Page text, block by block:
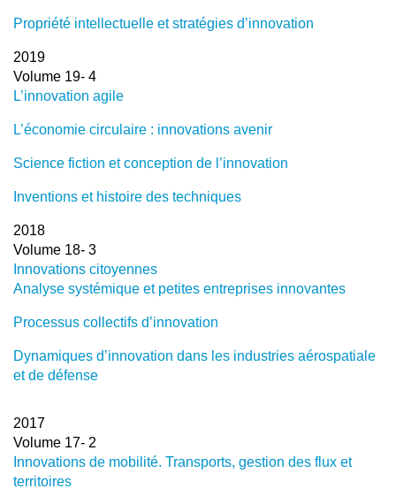
Propriété intellectuelle et stratégies d’innovation
2019
Volume 19- 4
L’innovation agile
L’économie circulaire : innovations avenir
Science fiction et conception de l’innovation
Inventions et histoire des techniques
2018
Volume 18- 3
Innovations citoyennes
Analyse systémique et petites entreprises innovantes
Processus collectifs d’innovation
Dynamiques d’innovation dans les industries aérospatiale
et de défense
2017
Volume 17- 2
Innovations de mobilité. Transports, gestion des flux et
territoires